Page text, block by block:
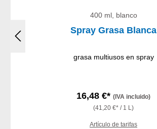
400 ml, blanco
Spray Grasa Blanca
grasa multiusos en spray
16,48 €* (IVA incluido)
(41,20 €* / 1 L)
Artículo de tarifas